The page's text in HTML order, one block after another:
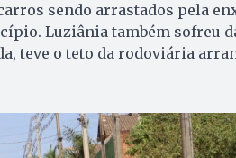
sendo arrastados pela
Luziânia também sofreu
teve o teto da rodoviária